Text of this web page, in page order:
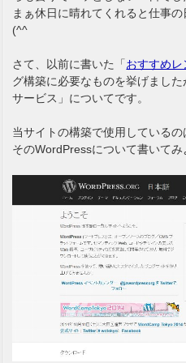
まぁ休日に晴れてくれると仕事
(^^ゞ
さて、以前に書いた「おすすめ
グ構築に必要なものを挙げまし
サービス」についてです。
当サイトの構築で使用しているの
そのWordPressについて書いてみ